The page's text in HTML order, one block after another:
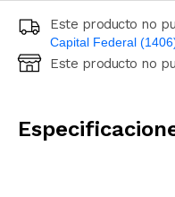
Este producto no
Capital Federal
Ingresá código postal
Este producto no